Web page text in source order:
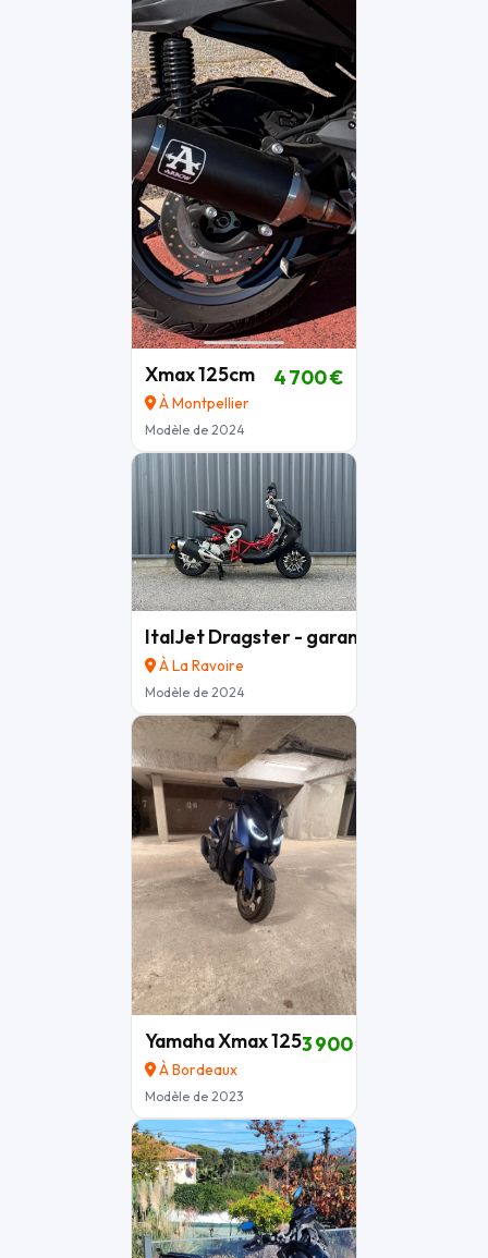
Xmax 125cm
À Montpellier
Modèle de 2024
4 700 €
ItalJet Dragster - garantie 12 mois
À La Ravoire
Modèle de 2024
Yamaha Xmax 125
À Bordeaux
Modèle de 2023
3 900 €